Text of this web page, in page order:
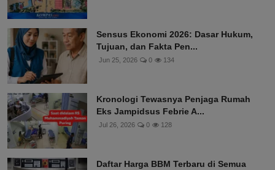
Sensus Ekonomi 2026: Dasar Hukum,
Tujuan, dan Fakta Pen...
Jun 25, 2026 0 134
Kronologi Tewasnya Penjaga Rumah
Eks Jampidsus Febrie A...
Jul 26, 2026 0 128
Daftar Harga BBM Terbaru di Semua